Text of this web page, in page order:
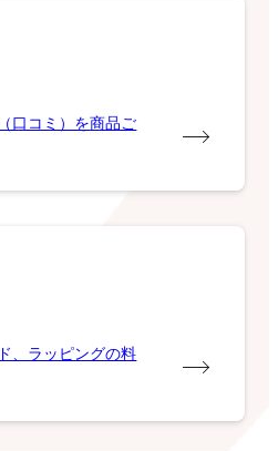
口コミ）を商品ご
、ラッピングの料